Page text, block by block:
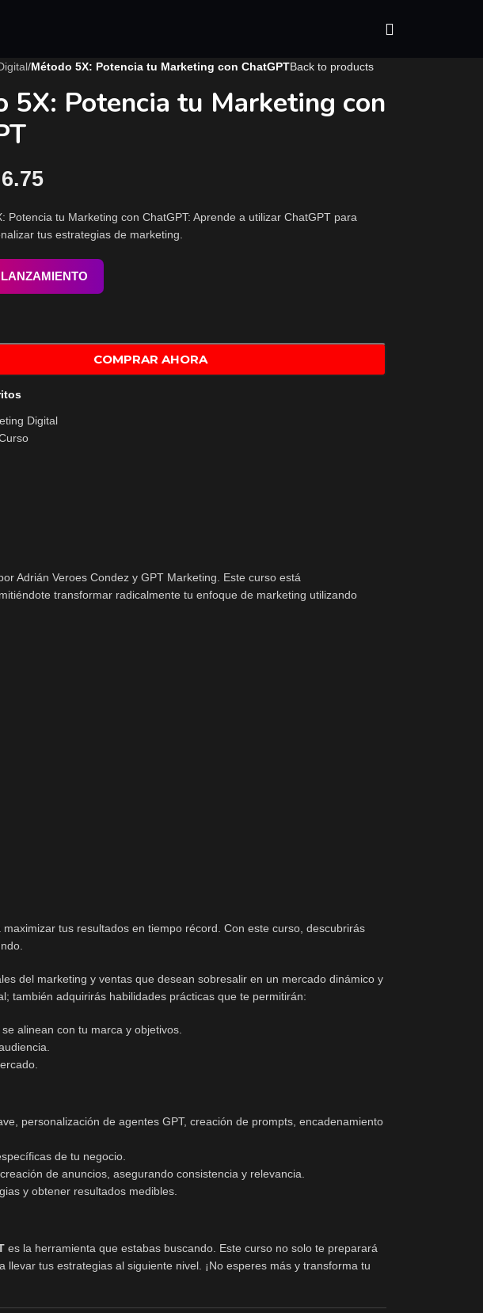
/Método 5X: Potencia tu Marketing con ChatGPTBack to products
5X: Potencia tu Marketing con
Potencia tu Marketing con ChatGPT: Aprende a utilizar ChatGPT para
tus estrategias de marketing.
COMPRAR AHORA
Digital
Adrián Veroes Condez y GPT Marketing. Este curso está
transformar radicalmente tu enfoque de marketing utilizando
tus resultados en tiempo récord. Con este curso, descubrirás
del marketing y ventas que desean sobresalir en un mercado dinámico y
también adquirirás habilidades prácticas que te permitirán:
alinean con tu marca y objetivos.
personalización de agentes GPT, creación de prompts, encadenamiento
de tu negocio.
de anuncios, asegurando consistencia y relevancia.
y obtener resultados medibles.
es la herramienta que estabas buscando. Este curso no solo te preparará
tus estrategias al siguiente nivel. ¡No esperes más y transforma tu